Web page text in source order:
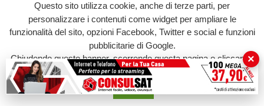
Video Cronaca
Video Politica
Video Attualità
Questo sito utilizza cookie, anche di terze parti, per
personalizzare i contenuti come widget per ampliare le
funzionalità del sito, opzioni Facebook, Twitter e social e funzioni
pubblicitarie di Google.
Chiudendo questo banner, scorrendo questa pagina o cliccando
su qualunque suo elemento acconsenti all'uso dei cookie.
Accetta
×